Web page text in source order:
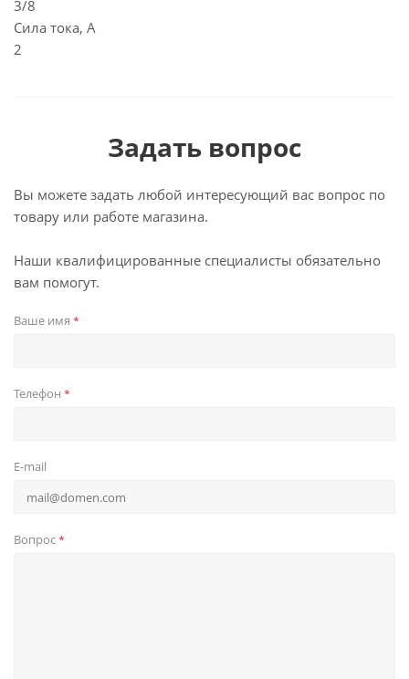
3/8
Сила тока, А
2
Задать вопрос
Вы можете задать любой интересующий вас вопрос по
товару или работе магазина.
Наши квалифицированные специалисты обязательно
вам помогут.
Ваше имя *
Телефон *
E-mail
Вопрос*